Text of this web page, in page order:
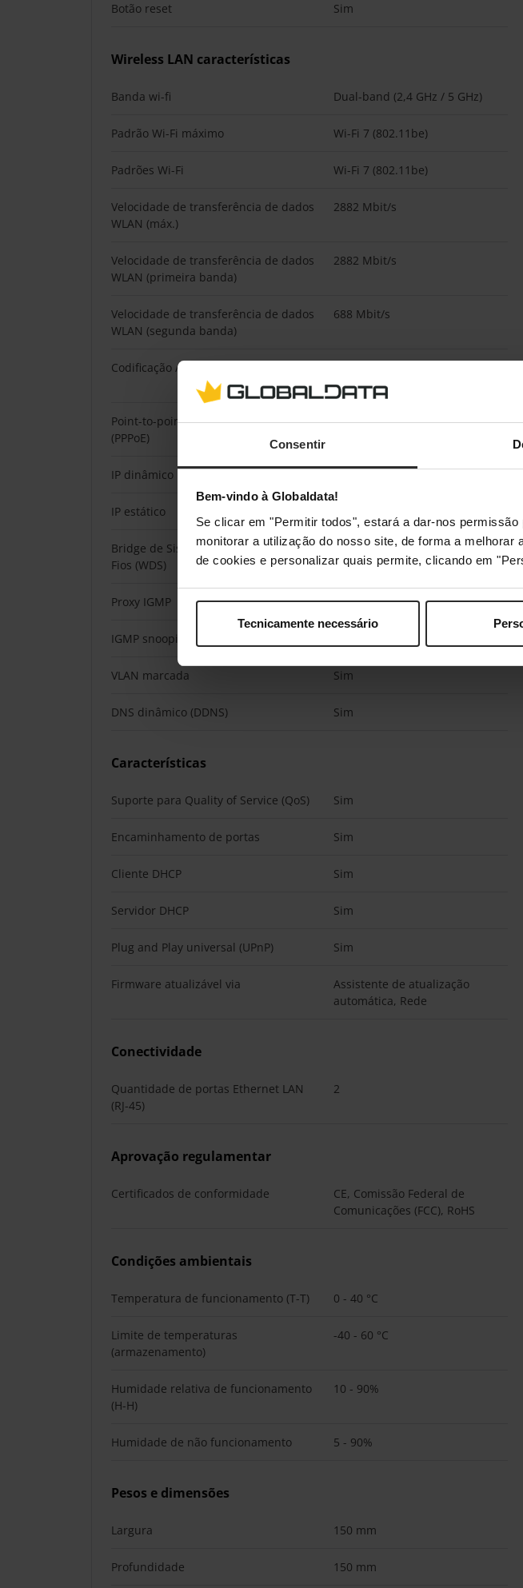
Consentir
Bem-vindo à Globaldata!
Se clicar em "Permitir todos", estará a dar-nos
monitorar a utilização do nosso site, de forma a
de cookies e personalizar quais permite, clicando em
Tecnicamente necessário
Botão reset Sim
Wireless LAN características
Banda wi-fi Dual-band (2,4 GHz / 5 GHz)
Padrão Wi-Fi máximo Wi-Fi 7 (802.11be)
Padrões Wi-Fi Wi-Fi 7 (802.11be)
Velocidade de transferência de dados
WLAN (máx.)
2882 Mbit/s
Velocidade de transferência de dados
WLAN (primeira banda)
2882 Mbit/s
Velocidade de transferência de dados
WLAN (segunda banda)
688 Mbit/s
Codificação / segurança
WPA3-Personal
Point-to-point protocol over Ethernet
(PPPoE)
Sim
IP dinâmico Sim
IP estático
Bridge de Sistema de Distribuição sem
Fios (WDS)
Sim
Proxy IGMP Sim
IGMP snooping
VLAN marcada Sim
DNS dinâmico (DDNS) Sim
Características
Suporte para Quality of Service (QoS) Sim
Encaminhamento de portas Sim
Cliente DHCP Sim
Servidor DHCP Sim
Plug and Play universal (UPnP) Sim
Firmware atualizável via
Assistente de atualização
automática, Rede
Conectividade
Quantidade de portas Ethernet LAN
(RJ-45)
2
Aprovação regulamentar
Certificados de conformidade
CE, Comissão Federal de
Comunicações (FCC), RoHS
Condições ambientais
Temperatura de funcionamento (T-T) 0 - 40 °C
Limite de temperaturas
(armazenamento)
-40 - 60 °C
Humidade relativa de funcionamento
(H-H)
10 - 90%
Humidade de não funcionamento 5 - 90%
Pesos e dimensões
Largura 150 mm
Profundidade 150 mm